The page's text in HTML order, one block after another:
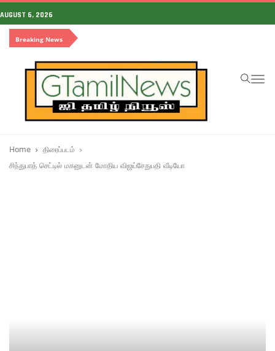
AUGUST 6, 2026
Breaking News
Home
திரைப்படம்
சிந்துபாத் செட்டில் மகனுடன் மோதிய விஜய்சேதுபதி வீடியோ